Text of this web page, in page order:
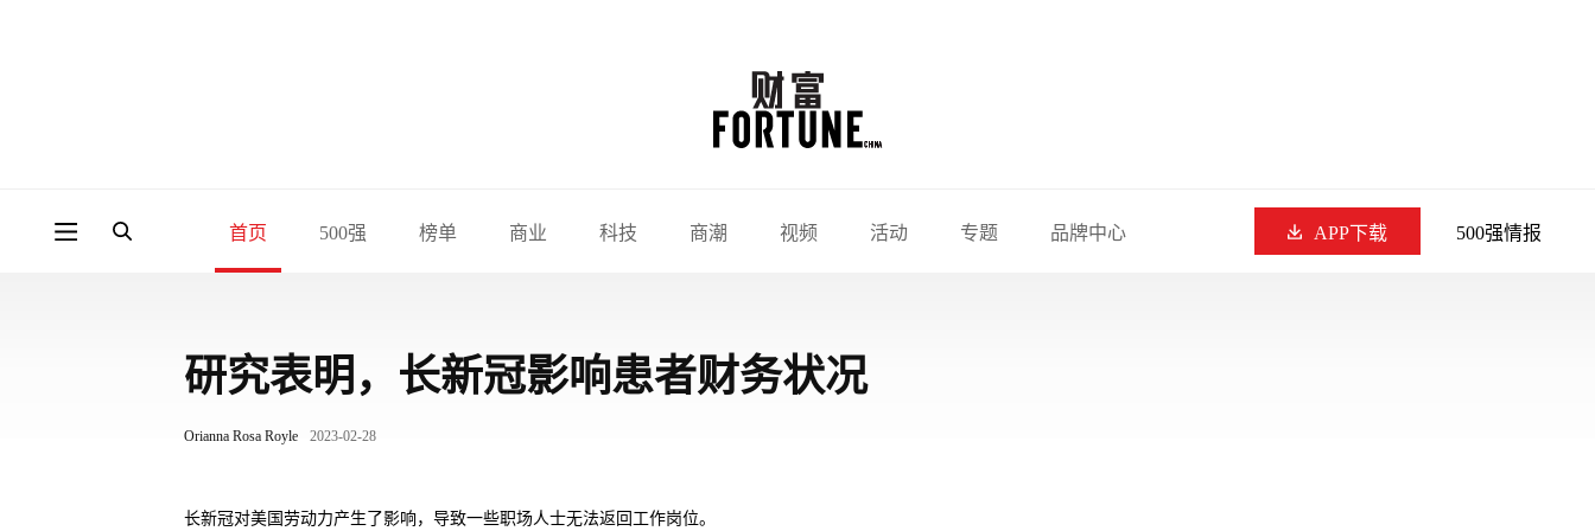
首页 500强 榜单 商业 科技 商潮 视频 活动 专题 品牌中心 APP下载 500强情报
研究表明，长新冠影响患者财务状况
Orianna Rosa Royle 2023-02-28
长新冠对美国劳动力产生了影响，导致一些职场人士无法返回工作岗位。